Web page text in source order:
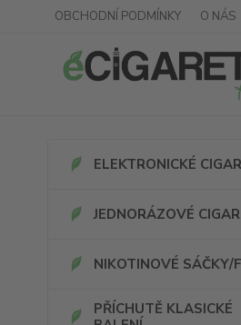
OBCHODNÍ PODMÍNKY O NÁS
ELEKTRONICKÉ
JEDNORÁZOVÉ
NIKOTINOVÉ SÁČKY/
PŘÍCHUTĚ KLASICKÉ